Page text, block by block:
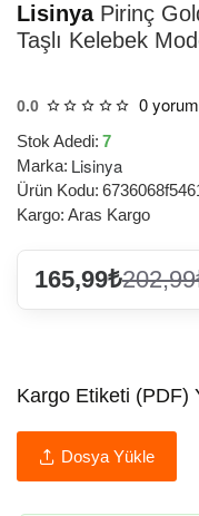
LisinyaPirinç
Taşlı Kelebek
0.0 0 yorum
Stok Adedi: 7
Marka: Lisinya
Ürün Kodu:
Kargo: Aras Kargo
165,99₺
Kargo Etiketi (PDF)
Dosya Yükle